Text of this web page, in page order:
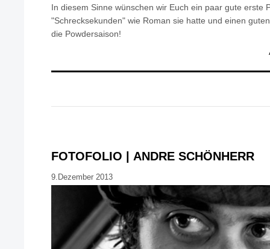
In diesem Sinne wünschen wir Euch ein paar gute erste
"Schrecksekunden" wie Roman sie hatte und einen
die Powdersaison!
FOTOFOLIO | ANDRE SCHÖNHERR
9.Dezember 2013